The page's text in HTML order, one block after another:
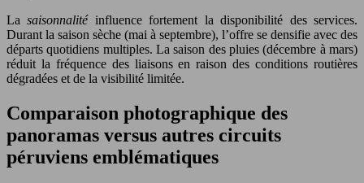
Lasaisonnalité influence fortement la disponibilité des services.
Durant la saison sèche (mai à septembre), l’offre se densifie avec des
départs quotidiens multiples. La saison des pluies (décembre à mars)
réduit la fréquence des liaisons en raison des conditions routières
dégradées et de la visibilité limitée.
Comparaison photographique des
panoramas versus autres circuits
péruviens emblématiques